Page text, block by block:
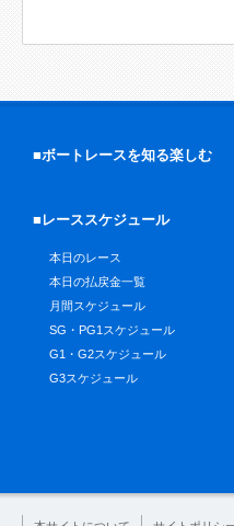
■ボートレースを知る楽しむ
■レーススケジュール
本日のレース
本日の払戻金一覧
月間スケジュール
SG・PG1スケジュール
G1・G2スケジュール
G3スケジュール